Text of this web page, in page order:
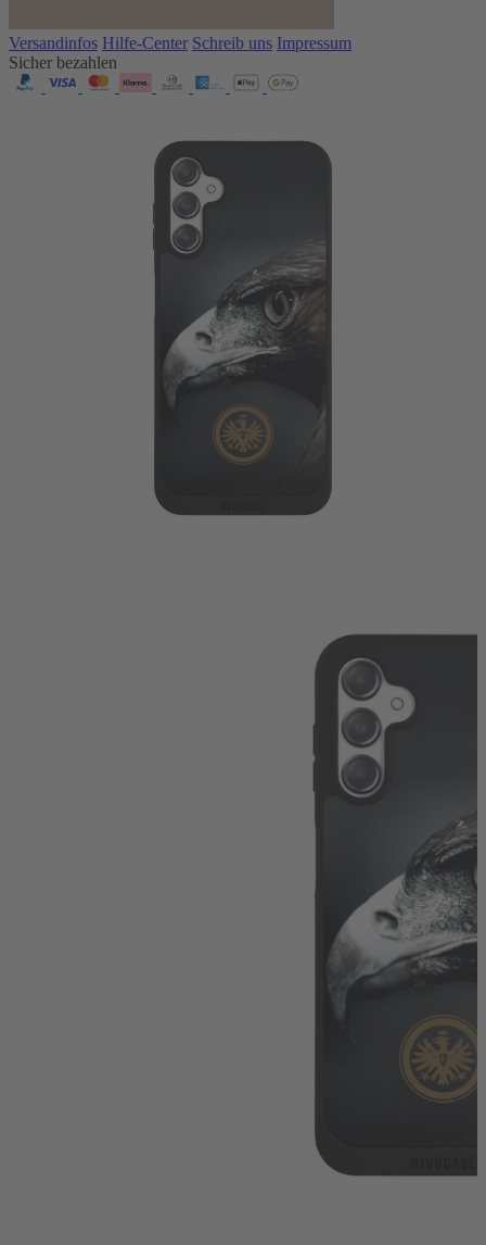
Versandinfos Hilfe-Center Schreib uns Impressum
Sicher bezahlen